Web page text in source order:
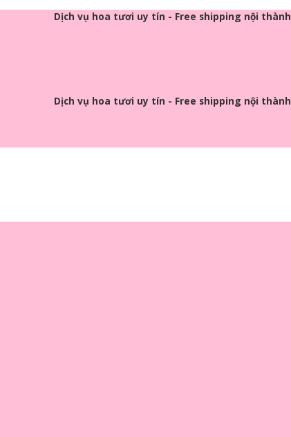
Dịch vụ hoa tươi uy tín - Free shipping nội thành
Dịch vụ hoa tươi uy tín - Free shipping nội thành